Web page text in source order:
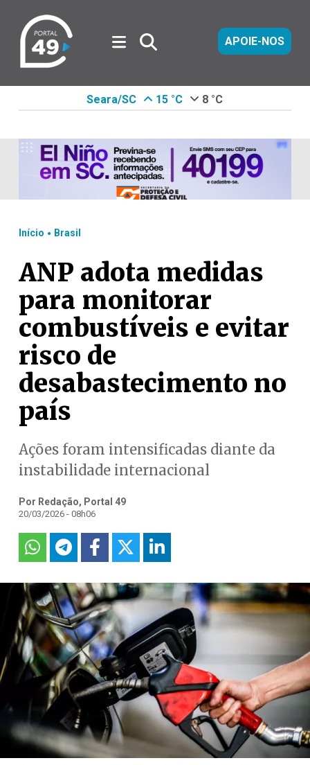
APOIE-NOS
Seara/SC 15 °C 8 °C
Início . Brasil
ANP adota medidas
para monitorar
combustíveis e evitar
risco de
desabastecimento no
país
Ações foram intensificadas diante da
instabilidade internacional
Por Redação, Portal 49
20/03/2026 - 08h06